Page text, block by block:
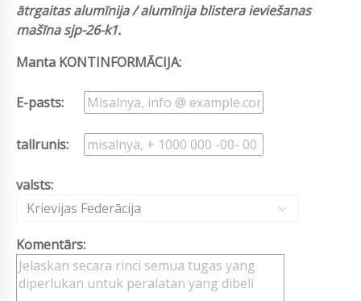
ātrgaitas alumīnija / alumīnija blistera ieviešanas
mašīna sjp-26-k1.
Manta KONTINFORMĀCIJA:
E-pasts:
tallrunis:
valsts:
Krievijas Federācija
Komentārs: